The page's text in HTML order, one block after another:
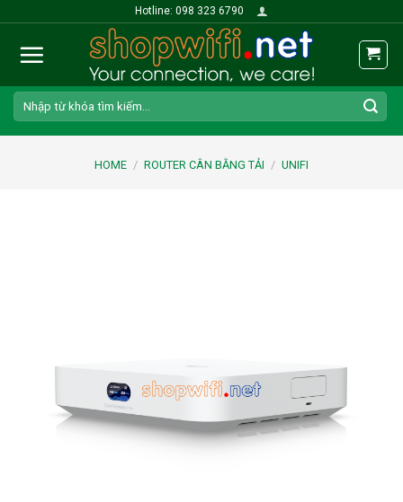
content
Hotline: 098 323 6790
Search
for:
HOME / ROUTER CÂN BẰNG TẢI / UNIFI